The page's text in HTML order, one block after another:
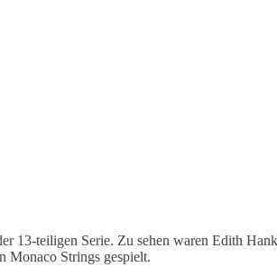
13-teiligen Serie. Zu sehen waren Edith
Monaco Strings gespielt.